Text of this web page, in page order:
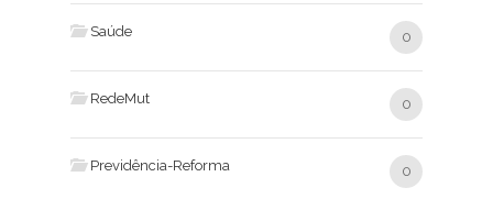
Saúde 0
RedeMut 0
Previdência-Reforma 0